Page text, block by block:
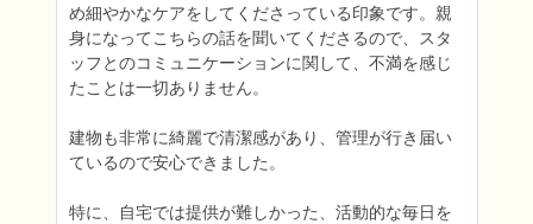
め細やかなケアをしてくださっている印象です。親
身になってこちらの話を聞いてくださるので、スタ
ッフとのコミュニケーションに関して、不満を感じ
たことは一切ありません。
建物も非常に綺麗で清潔感があり、管理が行き届い
ているので安心できました。
特に、自宅では提供が難しかった、活動的な毎日を